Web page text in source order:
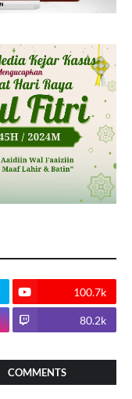
100.7k
80.2k
COMMENTS